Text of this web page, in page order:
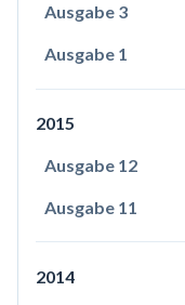
Ausgabe 3
Ausgabe 1
2015
Ausgabe 12
Ausgabe 11
2014